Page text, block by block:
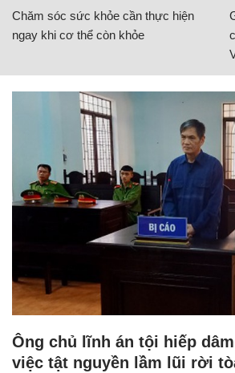
Chăm sóc sức khỏe cần thực hiện
ngay khi cơ thể còn khỏe
Ông chủ lĩnh án tội hiếp
việc tật nguyền lầm lũi rời